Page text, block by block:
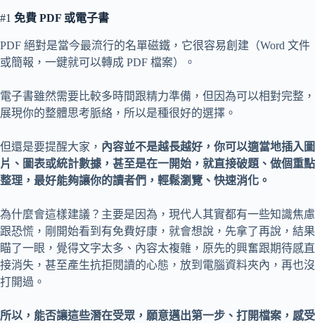
#1 免費 PDF 或電子書
PDF 絕對是當今最流行的名單磁鐵，它很容易創建（Word 文件
或簡報，一鍵就可以轉成 PDF 檔案）。
電子書雖然需要比較多時間跟精力準備，但因為可以相對完整，
展現你的整體思考脈絡，所以是種很好的選擇。
但還是要提醒大家， 內容並不是越長越好，你可以適當地插入圖
片、圖表或統計數據，甚至是在一開始，就直接破題、做個重點
整理，最好能夠讓你的讀者們，輕鬆瀏覽、快速消化。
為什麼會這樣建議？主要是因為，現代人其實都有一些知識焦慮
跟恐慌，剛開始看到有免費好康，就會想說，先拿了再說，結果
瞄了一眼，覺得文字太多、內容太複雜，原先的興奮跟期待感直
接消失，甚至產生抗拒閱讀的心態，放到電腦資料夾內，再也沒
打開過。
所以，能否讓這些潛在受眾，願意邁出第一步、打開檔案，感受